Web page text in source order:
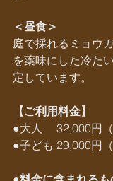
＜昼食＞
庭で採れるミョウ
を薬味にした冷た
定しています。
【ご利用料金】
●大人　 32,000円
●子ども 29,000円